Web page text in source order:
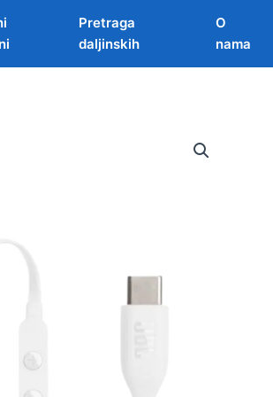
Pretraga
daljinskih
O
nama